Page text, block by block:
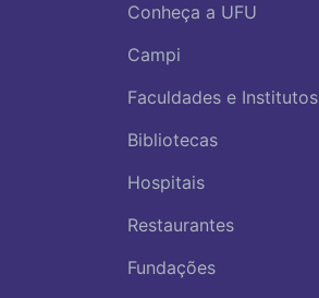
Conheça a UFU
Campi
Faculdades e Institutos
Bibliotecas
Hospitais
Restaurantes
Fundações